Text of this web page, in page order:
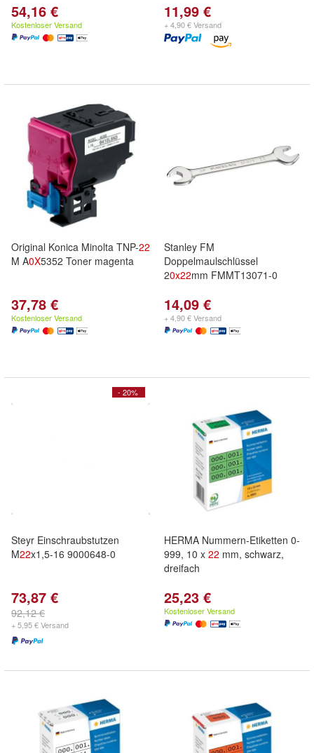
54,16 €
Kostenloser Versand
11,99 €
+ 4,90 € Versand
Original Konica Minolta TNP-22
M A0X5352 Toner magenta
37,78 €
Kostenloser Versand
Stanley FM
Doppelmaulschlüssel
20x22mm FMMT13071-0
14,09 €
+ 4,90 € Versand
- 20%
Steyr Einschraubstutzen
M22x1,5-16 9000648-0
73,87 €
92,12 €
+ 5,95 € Versand
HERMA Nummern-Etiketten 0-
999, 10 x 22 mm, schwarz,
dreifach
25,23 €
Kostenloser Versand